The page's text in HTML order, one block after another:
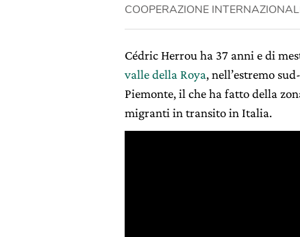
COOPERAZIONE
Cédric Herrou ha 37 anni e di
valle della Roya, nell’estremo
Piemonte, il che ha fatto della
migranti in transito in Italia.